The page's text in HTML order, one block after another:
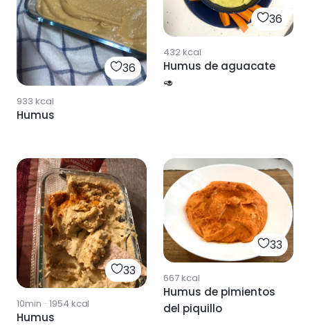
36
933 kcal
Humus
36
432kcal
Humus de aguacate
🥑
33
10min · 1954 kcal
Humus
33
667kcal
Humus de pimientos
del piquillo